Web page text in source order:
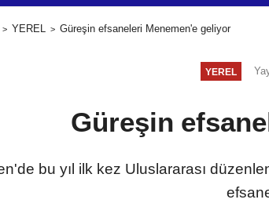
YEREL Güreşin efsaneleri Menemen'e geliyor
YEREL
Güreşin
bu yıl ilk kez Uluslararası